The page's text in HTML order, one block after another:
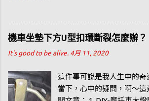
有數據與建議，確保在
測心得依然準確且具備參
落格都是勸敗、推薦等等，
直鼓吹網友買，但這篇是我
個夏天的心得。而我買的是
機車坐墊下方U型扣環斷裂怎麼辦？
It's good to be alive. 4月 11, 2020
這件事可說是我人生中的
當下，心中的疑問，啊～這